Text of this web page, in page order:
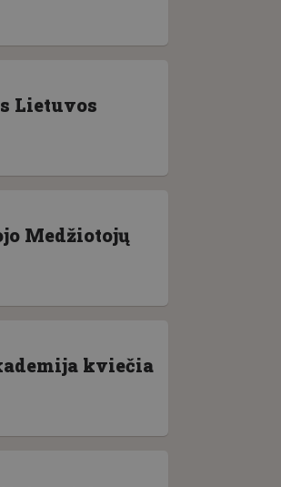
Lietuvos
Medžiotojų
kviečia